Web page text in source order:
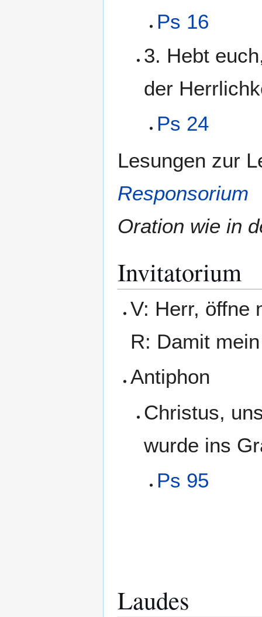
Ps 16
3. Hebt
der
Ps 24
Lesungen zur
Responsorium
Oration wie in
Invitatorium
V: Herr, öffne
R: Damit
Antiphon
Christus,
wurde ins
Ps 95
Laudes